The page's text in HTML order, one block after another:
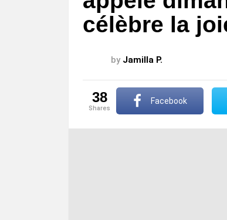
célèbre la
by Jamilla P.
38
shares
Facebook